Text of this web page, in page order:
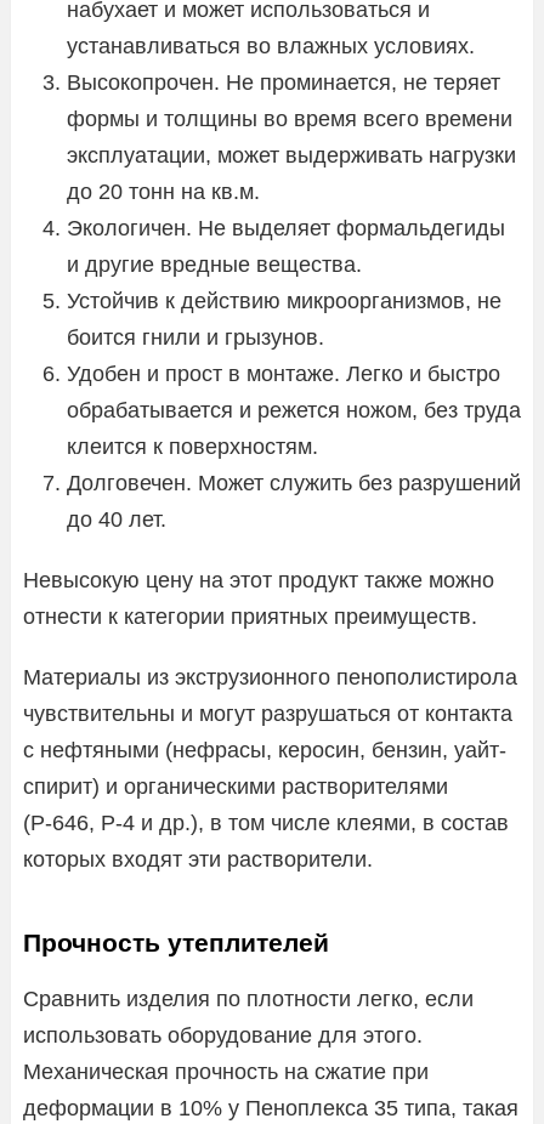
набухает и может использоваться и
устанавливаться во влажных условиях.
Высокопрочен. Не проминается, не теряет
формы и толщины во время всего времени
эксплуатации, может выдерживать нагрузки
до 20 тонн на кв.м.
Экологичен. Не выделяет формальдегиды
и другие вредные вещества.
Устойчив к действию микроорганизмов, не
боится гнили и грызунов.
Удобен и прост в монтаже. Легко и быстро
обрабатывается и режется ножом, без труда
клеится к поверхностям.
Долговечен. Может служить без разрушений
до 40 лет.
Невысокую цену на этот продукт также можно
отнести к категории приятных преимуществ.
Материалы из экструзионного пенополистирола
чувствительны и могут разрушаться от контакта
с нефтяными (нефрасы, керосин, бензин, уайт-
спирит) и органическими растворителями
(Р-646, Р-4 и др.), в том числе клеями, в состав
которых входят эти растворители.
Прочность утеплителей
Сравнить изделия по плотности легко, если
использовать оборудование для этого.
Механическая прочность на сжатие при
деформации в 10% у Пеноплекса 35 типа, такая